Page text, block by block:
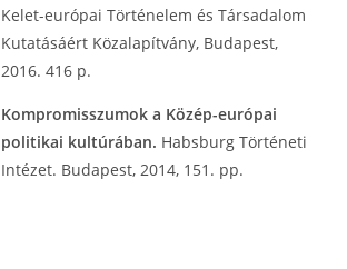
Kelet-európai Történelem és Társadalom
Kutatásáért Közalapítvány, Budapest,
2016. 416 p.
Kompromisszumok a Közép-európai
politikai kultúrában. Habsburg Történeti
Intézet. Budapest, 2014, 151. pp.